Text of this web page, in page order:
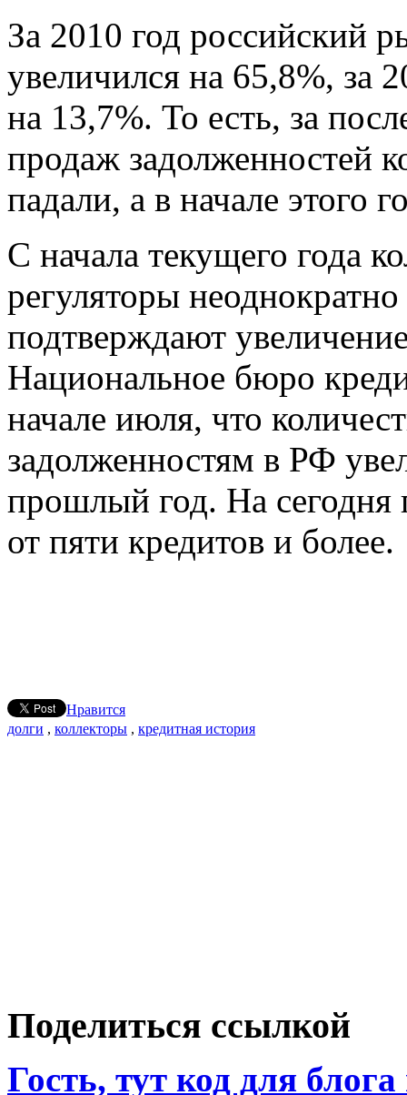
За 2010 год российский
увеличился на 65,8%, за
на 13,7%. То есть, за
продаж задолженностей
падали, а в начале этого
С начала текущего года
регуляторы
подтверждают
Национальное бюро
начале июля, что
задолженностям в РФ
прошлый год. На
от пяти кредитов и более.
Нравится
долги , коллекторы , кредитная история
Поделиться ссылкой
Гость, тут код для